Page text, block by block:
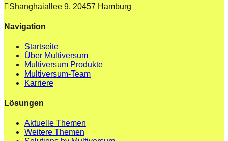
Shanghaiallee 9, 20457 Hamburg
Navigation
Startseite
Über Multiversum
Multiversum Produkte
Multiversum-Team
Karriere
Lösungen
Aktuelle Themen
Weitere Themen